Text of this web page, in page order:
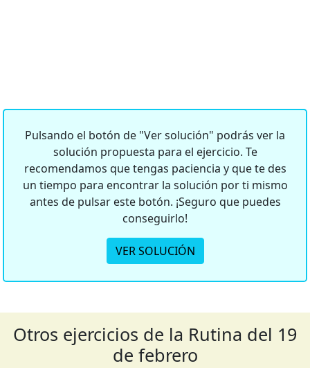
Pulsando el botón de "Ver solución" podrás ver la
solución propuesta para el ejercicio. Te
recomendamos que tengas paciencia y que te des
un tiempo para encontrar la solución por ti mismo
antes de pulsar este botón. ¡Seguro que puedes
conseguirlo!
VER SOLUCIÓN
Otros ejercicios de la Rutina del 19
de febrero